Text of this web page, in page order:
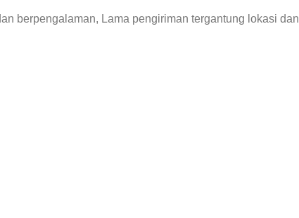
berpengalaman, Lama pengiriman tergantung lokasi dan